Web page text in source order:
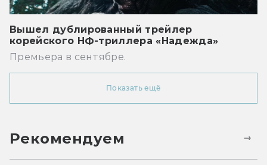
Вышел дублированный трейлер
корейского НФ-триллера «Надежда»
Премьера в сентябре.
Показать ещё
Рекомендуем